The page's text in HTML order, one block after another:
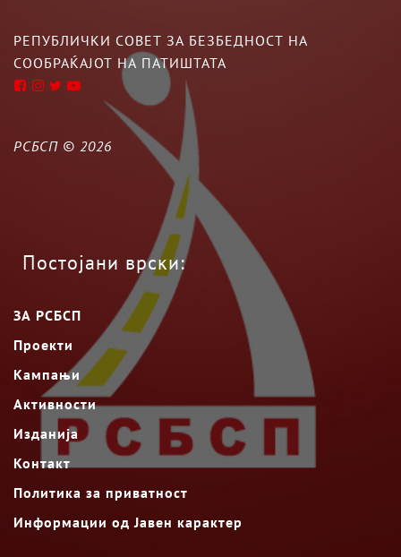
РЕПУБЛИЧКИ СОВЕТ ЗА БЕЗБЕДНОСТ НА
СООБРАЌАЈОТ НА ПАТИШТАТА
РСБСП © 2026
Постојани врски:
ЗА РСБСП
Проекти
Кампањи
Активности
Изданија
Контакт
Политика за приватност
Информации од Јавен карактер